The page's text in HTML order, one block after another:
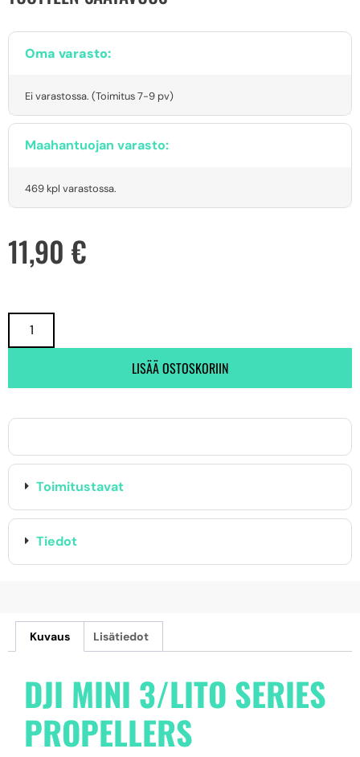
Oma varasto:
Ei varastossa. (Toimitus 7-9 pv)
Maahantuojan varasto:
469 kpl varastossa.
11,90 €
LISÄÄ OSTOSKORIIN
Toimitustavat
Tiedot
Kuvaus Lisätiedot
DJI MINI 3/LITO SERIES
PROPELLERS